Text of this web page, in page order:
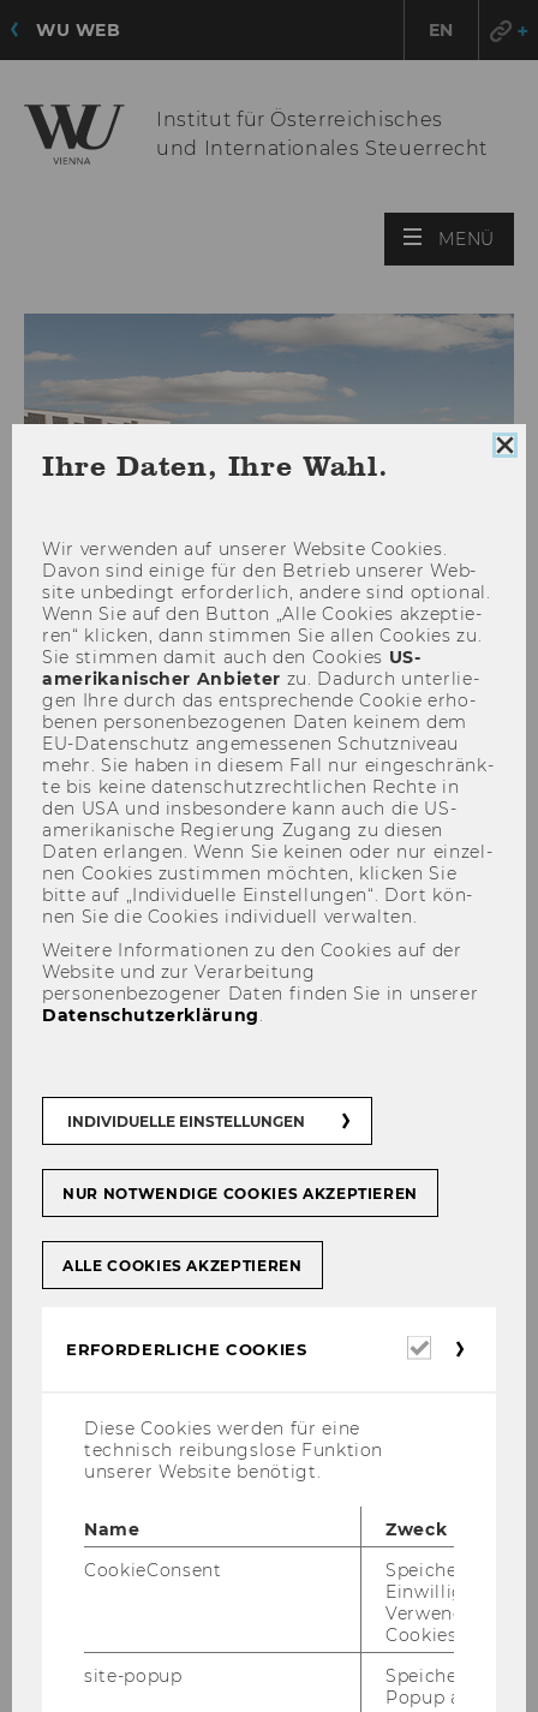
WU WEB EN
Institut für Österreichisches
und Internationales Steuerrecht
MENÜ
Tax Treaty Arbitration
conference - Rust, 5-7 July
2018
Der Inhalt dieser Seite ist aktuell nur auf
Englisch verfügbar.
Ihre Daten, Ihre Wahl.
Wir ver­wen­den auf un­se­rer Web­site Coo­kies.
Davon sind ei­ni­ge für den Be­trieb un­se­rer Web­
site un­be­dingt er­for­der­lich, an­de­re sind op­tio­nal.
Wenn Sie auf den But­ton „Alle Coo­kies ak­zep­tie­
ren“ kli­cken, dann stim­men Sie allen Coo­kies zu.
Sie stim­men damit auch den Coo­kies US-​
amerikanischer An­bie­ter zu. Da­durch un­ter­lie­
gen Ihre durch das ent­spre­chen­de Coo­kie er­ho­
be­nen per­so­nen­be­zo­ge­nen Daten kei­nem dem
EU-​Datenschutz an­ge­mes­se­nen Schutz­ni­veau
mehr. Sie haben in die­sem Fall nur ein­ge­schränk­
te bis keine da­ten­schutz­recht­li­chen Rech­te in
den USA und ins­be­son­de­re kann auch die US-​
amerikanische Re­gie­rung Zu­gang zu die­sen
Daten er­lan­gen. Wenn Sie kei­nen oder nur ein­zel­
nen Coo­kies zu­stim­men möch­ten, kli­cken Sie
bitte auf „In­di­vi­du­el­le Ein­stel­lun­gen“. Dort kön­
nen Sie die Coo­kies in­di­vi­du­ell ver­wal­ten.
Weitere Informationen zu den Cookies auf der
Website und zur Verarbeitung
personenbezogener Daten finden Sie in unserer
Datenschutzerklärung.
INDIVIDUELLE EINSTELLUNGEN
NUR NOTWENDIGE COOKIES AKZEPTIEREN
ALLE COOKIES AKZEPTIEREN
ERFORDERLICHE COOKIES
Diese Cookies werden für eine
technisch reibungslose Funktion
unserer Website benötigt.
Name
Zweck
CookieConsent
Speichert Ihre
Einwilligung zur
Verwendung von
Cookies.
site-popup
Speichert ob ein
Popup